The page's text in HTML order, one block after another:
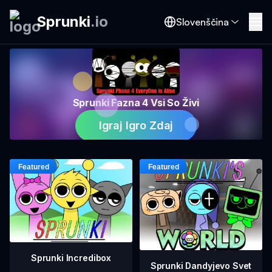
Sprunki.io Slovenščina
Sprunki Fazna 4 Vsi So Živi
Igraj Igro Zdaj
Sprunki Incredibox
Sprunki Dandyjevo Svet